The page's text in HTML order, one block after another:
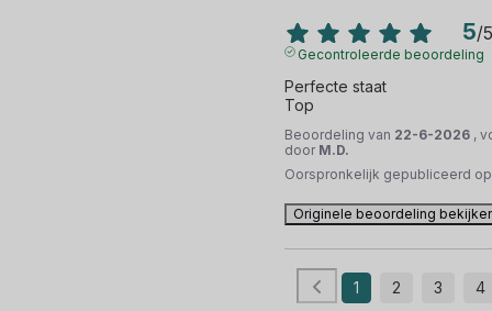
5/5
Gecontroleerde beoordeling
Perfecte staat
Top
Beoordeling van 22-6-2026 ,
door M.D.
Oorspronkelijk gepubliceerd
Originele beoordeling
1 2 3 4